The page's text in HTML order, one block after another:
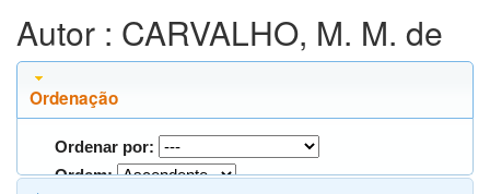
Autor : CARVALHO, M. M. de
Ordenação
Ordenar por:
Ordem: